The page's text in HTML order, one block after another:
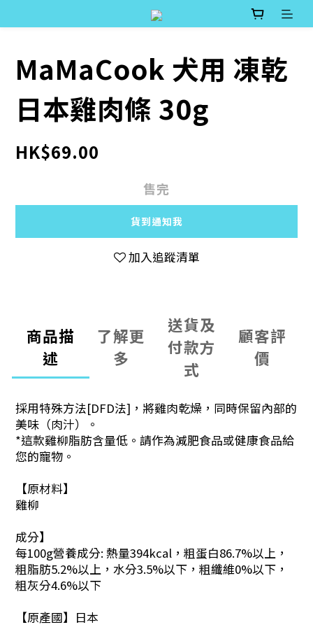
MaMaCook 犬用 凍乾
日本雞肉條 30g
HK$69.00
售完
貨到通知我
加入追蹤清單
商品描
述
了解更
多
送貨及
付款方
式
顧客評
價
採用特殊方法[DFD法]，將雞肉乾燥，同時保留內部的
美味（肉汁）。
*這款雞柳脂肪含量低。請作為減肥食品或健康食品給
您的寵物。
【原材料】
雞柳
成分】
每100g營養成分: 熱量394kcal，粗蛋白86.7%以上，
粗脂肪5.2%以上，水分3.5%以下，粗纖維0%以下，
粗灰分4.6%以下
【原產國】日本